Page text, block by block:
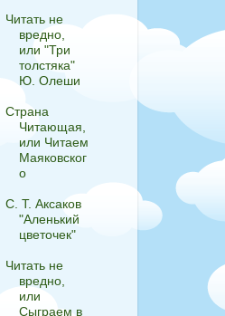
Читать не
вредно,
или "Три
толстяка"
Ю. Олеши
Страна
Читающая,
или Читаем
Маяковског
о
С. Т. Аксаков
"Аленький
цветочек"
Читать не
вредно,
или
Сыграем в